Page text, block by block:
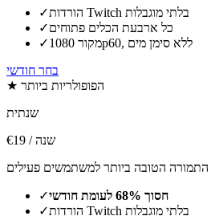
✓
הורדות Twitch בלתי מוגבלות
✓כל ארבעת הכלים פתוחים
✓
מקור 1080p60, ללא סימן מים
בחר חודשי
★ הפופולריות ביותר
שנתית
€19
/ שנה
✓
חסוך 68% לעומת חודשי
✓
הורדות Twitch בלתי מוגבלות